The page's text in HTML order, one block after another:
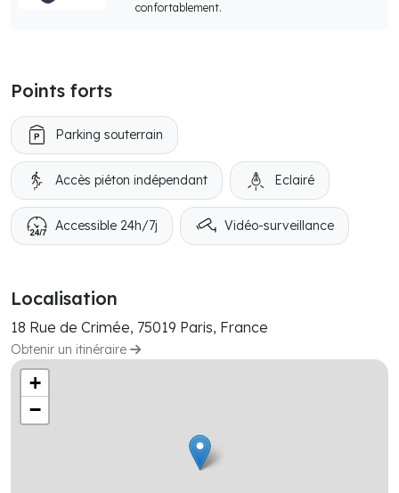
confortablement.
Points forts
Parking souterrain
Accès piéton indépendant Eclairé
Accessible 24h/7j Vidéo-surveillance
Localisation
18 Rue de Crimée, 75019 Paris, France
Obtenir un itinéraire
+
−